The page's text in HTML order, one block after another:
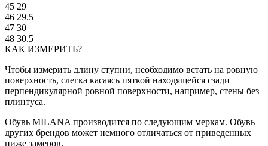
45 29
46 29.5
47 30
48 30.5
КАК ИЗМЕРИТЬ?
Чтобы измерить длину ступни, необходимо встать на ровную
поверхность, слегка касаясь пяткой находящейся сзади
перпендикулярной ровной поверхности, например, стены без
плинтуса.
Обувь MILANA производится по следующим меркам. Обувь
других брендов может немного отличаться от приведенных
ниже замеров.